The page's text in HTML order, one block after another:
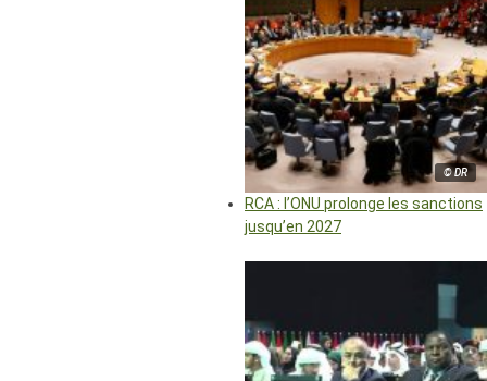
© DR
RCA : l’ONU prolonge les sanctions
jusqu’en 2027